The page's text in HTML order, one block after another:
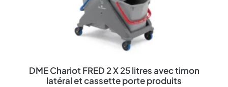
DME Chariot FRED 2 X 25 litres avec timon
latéral et cassette porte produits